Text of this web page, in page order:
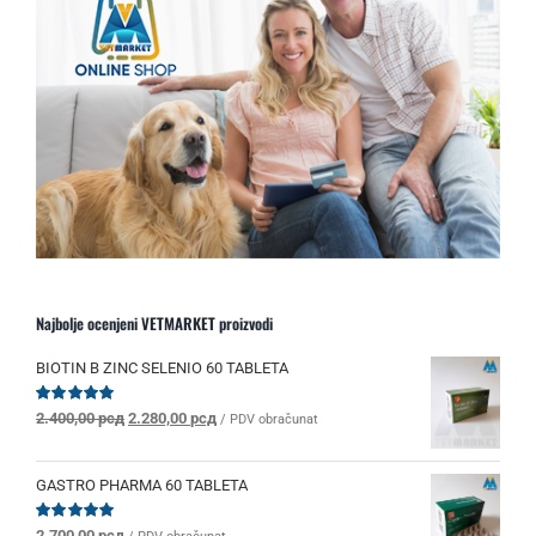
Najbolje ocenjeni VETMARKET proizvodi
BIOTIN B ZINC SELENIO 60 TABLETA
Ocenjeno
od 5
2.400,00рсд Originalna
je
bila:
2.280,00 рсд Trenutna
je:
2.280,00 рсд.
/ PDV obračunat
GASTRO PHARMA 60 TABLETA